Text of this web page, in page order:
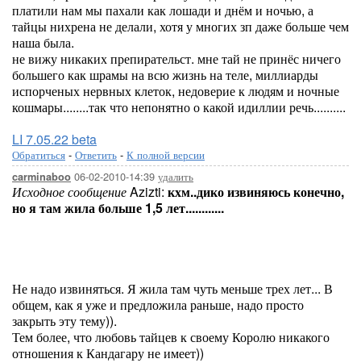
платили нам мы пахали как лошади и днём и ночью, а
тайцы нихрена не делали, хотя у многих зп даже больше чем
наша была.
не вижу никаких препирательст. мне тай не принёс ничего
большего как шрамы на всю жизнь на теле, миллиарды
испорченых нервных клеток, недоверие к людям и ночные
кошмары........так что непонятно о какой идиллии речь..........
LI 7.05.22 beta
Обратиться - Ответить - К полной версии
carminaboo 06-02-2010-14:39 удалить
Исходное сообщениеAzizti: кхм..дико извиняюсь конечно,
но я там жила больше 1,5 лет............
Не надо извиняться. Я жила там чуть меньше трех лет... В
общем, как я уже и предложила раньше, надо просто
закрыть эту тему)).
Тем более, что любовь тайцев к своему Королю никакого
отношения к Кандагару не имеет))